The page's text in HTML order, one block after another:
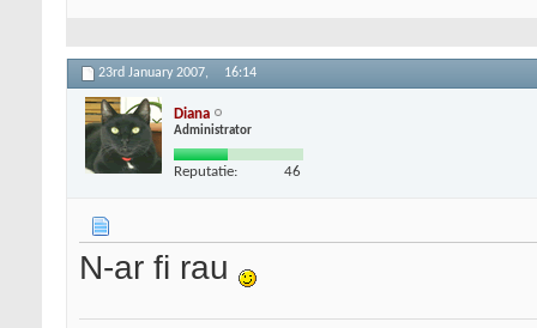
23rd January 2007, 16:14
Diana
Administrator
Reputatie: 46
N-ar fi rau